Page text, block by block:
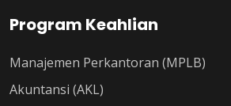
Program Keahlian
Manajemen Perkantoran (MPLB)
Akuntansi (AKL)